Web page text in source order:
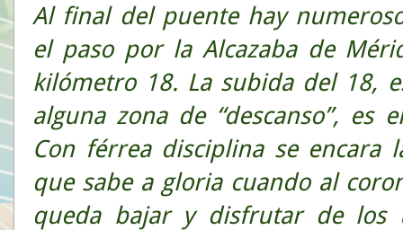
Al final del puente hay
el paso por la Alcazaba de
kilómetro 18. La subida del 18,
alguna zona de “descanso”, es
Con férrea disciplina se encara
que sabe a gloria cuando al
queda bajar y disfrutar de los